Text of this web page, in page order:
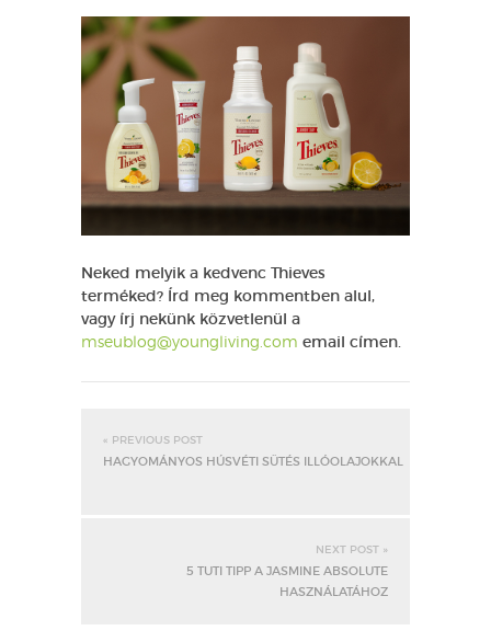
Neked melyik a kedvenc Thieves
terméked? Írd meg kommentben alul,
vagy írj nekünk közvetlenül a
mseublog@youngliving.com email címen.
« PREVIOUS POST
HAGYOMÁNYOS HÚSVÉTI SÜTÉS ILLÓOLAJOKKAL
NEXT POST »
5 TUTI TIPP A JASMINE ABSOLUTE
HASZNÁLATÁHOZ